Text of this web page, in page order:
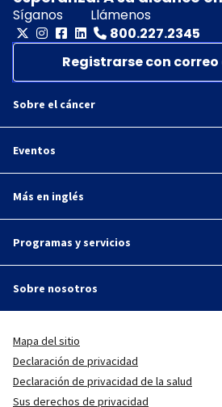
Síganos
Llámenos
800.227.2345
Registrarse con
Sobre el cáncer
Eventos
Más en inglés
Programas y servicios
Sobre nosotros
Mapa del sitio
Declaración de privacidad
Declaración de privacidad de la salud
Sus derechos de privacidad